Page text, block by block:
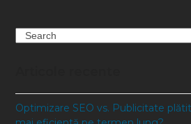
Search
Optimizare SEO vs. Publicitate